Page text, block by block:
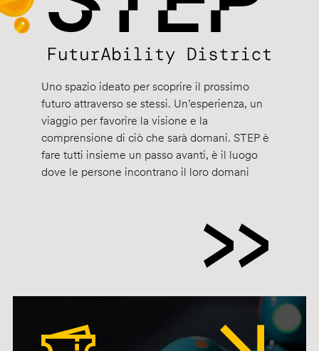
Uno spazio ideato per scoprire il prossimo
futuro attraverso se stessi. Un’esperienza, un
viaggio per favorire la visione e la
comprensione di ciò che sarà domani. STEP è
fare tutti insieme un passo avanti, è il luogo
dove le persone incontrano il loro domani